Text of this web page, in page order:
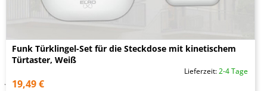
Funk Türklingel-Set für die Steckdose mit kinetischem
Türtaster, Weiß
Lieferzeit:2-4 Tage
19,49 €